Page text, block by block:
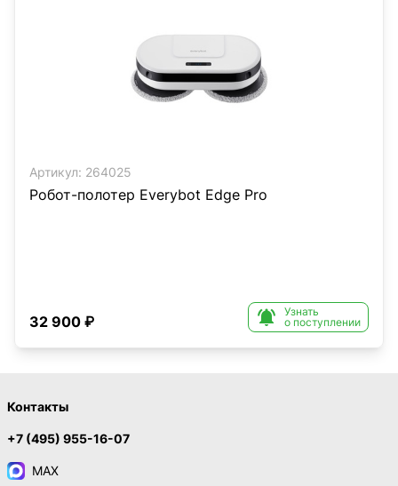
Артикул: 264025
Робот-полотер Everybot Edge Pro
32 900 ₽ 
Узнать
о поступлении
Контакты
+7 (495) 955-16-07
MAX